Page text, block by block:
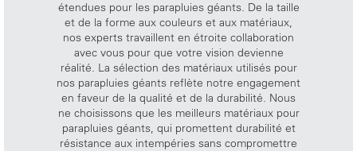
étendues pour les parapluies géants. De la taille
et de la forme aux couleurs et aux matériaux,
nos experts travaillent en étroite collaboration
avec vous pour que votre vision devienne
réalité. La sélection des matériaux utilisés pour
nos parapluies géants reflète notre engagement
en faveur de la qualité et de la durabilité. Nous
ne choisissons que les meilleurs matériaux pour
parapluies géants, qui promettent durabilité et
résistance aux intempéries sans compromettre